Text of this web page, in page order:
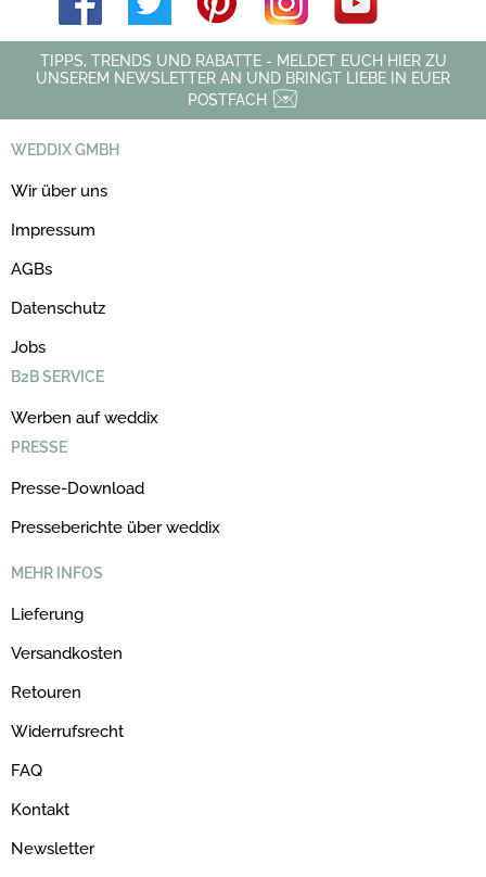
TIPPS, TRENDS UND RABATTE - MELDET EUCH HIER ZU
UNSEREM NEWSLETTER AN UND BRINGT LIEBE IN EUER
POSTFACH
WEDDIX GMBH
Wir über uns
Impressum
AGBs
Datenschutz
Jobs
B2B SERVICE
Werben auf weddix
PRESSE
Presse-Download
Presseberichte über weddix
MEHR INFOS
Lieferung
Versandkosten
Retouren
Widerrufsrecht
FAQ
Kontakt
Newsletter